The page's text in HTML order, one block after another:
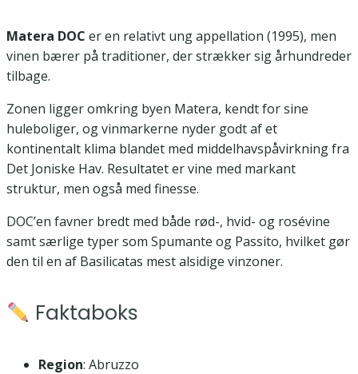
Matera DOC er en relativt ung appellation (1995), men
vinen bærer på traditioner, der strækker sig århundreder
tilbage.
Zonen ligger omkring byen Matera, kendt for sine
huleboliger, og vinmarkerne nyder godt af et
kontinentalt klima blandet med middelhavspåvirkning fra
Det Joniske Hav. Resultatet er vine med markant
struktur, men også med finesse.
DOC’en favner bredt med både rød-, hvid- og rosévine
samt særlige typer som Spumante og Passito, hvilket gør
den til en af Basilicatas mest alsidige vinzoner.
Faktaboks
Region: Abruzzo